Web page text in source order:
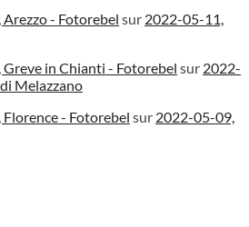
- Fotorebel sur 2022-05-11,
in Chianti - Fotorebel sur 2022-
Melazzano
- Fotorebel sur 2022-05-09,